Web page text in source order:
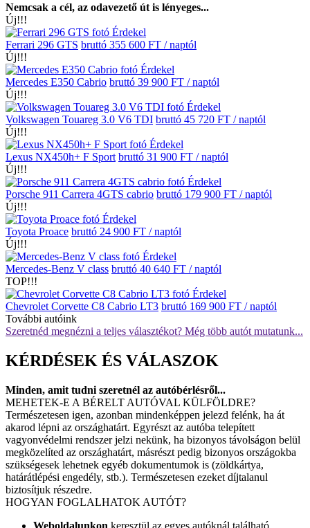
Nemcsak a cél, az odavezető út is lényeges...
Új!!!
Érdekel
Ferrari 296 GTS bruttó 355 600 FT / naptól
Új!!!
Érdekel
Mercedes E350 Cabrio bruttó 39 900 FT / naptól
Új!!!
Érdekel
Volkswagen Touareg 3.0 V6 TDI bruttó 45 720 FT / naptól
Új!!!
Érdekel
Lexus NX450h+ F Sport bruttó 31 900 FT / naptól
Új!!!
Érdekel
Porsche 911 Carrera 4GTS cabrio bruttó 179 900 FT / naptól
Új!!!
Érdekel
Toyota Proace bruttó 24 900 FT / naptól
Új!!!
Érdekel
Mercedes-Benz V class bruttó 40 640 FT / naptól
TOP!!!
Érdekel
Chevrolet Corvette C8 Cabrio LT3 bruttó 169 900 FT / naptól
További autóink
Szeretnéd megnézni a teljes választékot? Még több autót mutatunk...
KÉRDÉSEK ÉS VÁLASZOK
Minden, amit tudni szeretnél az autóbérlésről...
MEHETEK-E A BÉRELT AUTÓVAL KÜLFÖLDRE?
Természetesen igen, azonban mindenképpen jelezd felénk, ha át
akarod lépni az országhatárt. Egyrészt az autóba telepített
vagyonvédelmi rendszer jelzi nekünk, ha bizonyos távolságon belül
megközelíted az országhatárt, másrészt pedig bizonyos országokba
szükségesek lehetnek egyéb dokumentumok is (zöldkártya,
határátlépési engedély, stb.). Természetesen ezeket díjtalanul
biztosítjuk részedre.
HOGYAN FOGLALHATOK AUTÓT?
Weboldalunkon keresztül az egyes autóknál található